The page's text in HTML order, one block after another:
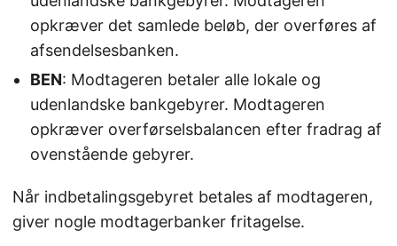
opkræver det samlede beløb, der overføres af
afsendelsesbanken.
BEN: Modtageren betaler alle lokale og
udenlandske bankgebyrer. Modtageren
opkræver overførselsbalancen efter fradrag af
ovenstående gebyrer.
Når indbetalingsgebyret betales af modtageren,
giver nogle modtagerbanker fritagelse.